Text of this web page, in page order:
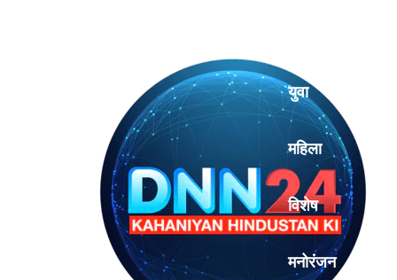
युवा
महिला
विशेष
मनोरंजन